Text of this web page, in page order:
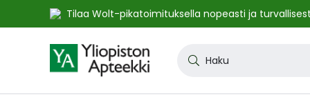
Tilaa Wolt-pikatoimituksella nopeasti ja
to
Content